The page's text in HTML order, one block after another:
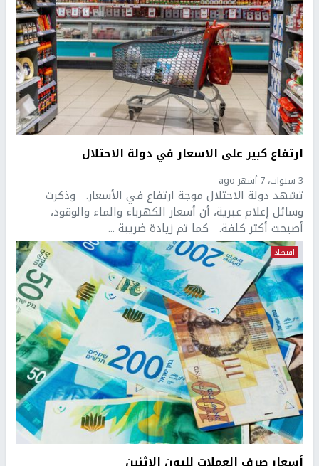
ارتفاع كبير على الاسعار في دولة الاحتلال
3 سنوات، 7 أشهر ago
تشهد دولة الاحتلال موجة ارتفاع في الأسعار. وذكرت
وسائل إعلام عبرية، أن أسعار الكهرباء والماء والوقود،
أصبحت أكثر كلفة. كما تم زيادة ضريبة ...
اقتصاد